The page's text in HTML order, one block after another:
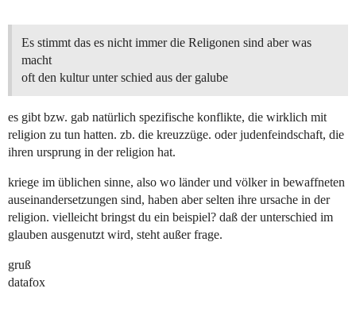
Es stimmt das es nicht immer die Religonen sind aber was
macht
oft den kultur unter schied aus der galube
es gibt bzw. gab natürlich spezifische konflikte, die wirklich mit
religion zu tun hatten. zb. die kreuzzüge. oder judenfeindschaft, die
ihren ursprung in der religion hat.
kriege im üblichen sinne, also wo länder und völker in bewaffneten
auseinandersetzungen sind, haben aber selten ihre ursache in der
religion. vielleicht bringst du ein beispiel? daß der unterschied im
glauben ausgenutzt wird, steht außer frage.
gruß
datafox